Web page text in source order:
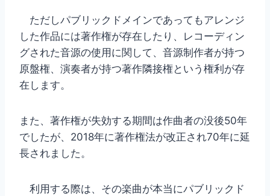
ただしパブリックドメインであってもアレンジ
した作品には著作権が存在したり、レコーディン
グされた音源の使用に関して、音源制作者が持つ
原盤権、演奏者が持つ著作隣接権という権利が存
在します。
また、著作権が失効する期間は作曲者の没後50年
でしたが、2018年に著作権法が改正され70年に延
長されました。
利用する際は、その楽曲が本当にパブリックド